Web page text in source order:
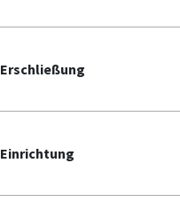
Erschließung
Einrichtung